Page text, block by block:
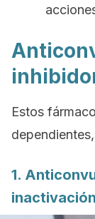
Estos
1.